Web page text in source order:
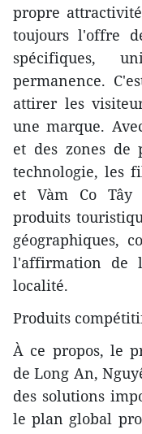
propre
toujours l'offre
spécifiques,
permanence.
attirer les
une marque.
et des zones de
technologie, les
et Vàm Co Tây
produits
géographiques,
l'affirmation de
localité.
Produits
À ce propos, le
de Long An,
des solutions
le plan global